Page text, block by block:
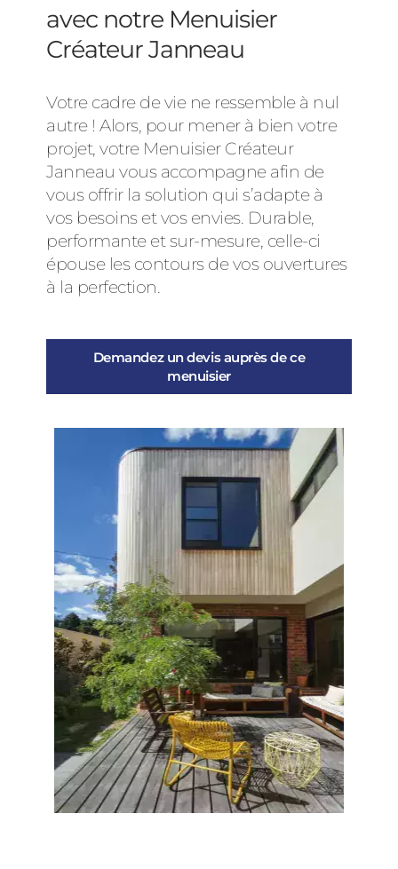
avec notre Menuisier
Créateur Janneau
Votre cadre de vie ne ressemble à nul
autre ! Alors, pour mener à bien votre
projet, votre Menuisier Créateur
Janneau vous accompagne afin de
vous offrir la solution qui s’adapte à
vos besoins et vos envies. Durable,
performante et sur-mesure, celle-ci
épouse les contours de vos ouvertures
à la perfection.
Demandez un devis auprès de ce
menuisier